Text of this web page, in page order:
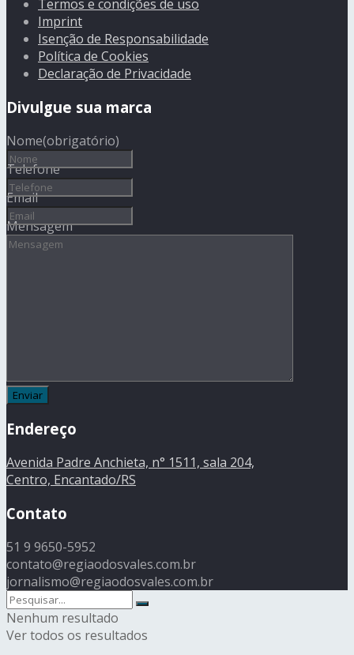
Termos e condições de uso
Imprint
Isenção de Responsabilidade
Política de Cookies
Declaração de Privacidade
Divulgue sua marca
Nome(obrigatório)
Telefone
Email
Mensagem
Endereço
Avenida Padre Anchieta, n° 1511, sala 204,
Centro, Encantado/RS
Contato
51 9 9650-5952
contato@regiaodosvales.com.br
jornalismo@regiaodosvales.com.br
Nenhum resultado
Ver todos os resultados